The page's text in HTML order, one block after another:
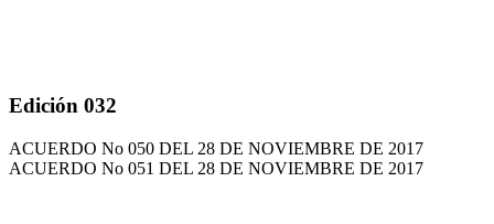
Edición 032
ACUERDO No 050 DEL 28 DE NOVIEMBRE DE 2017
ACUERDO No 051 DEL 28 DE NOVIEMBRE DE 2017